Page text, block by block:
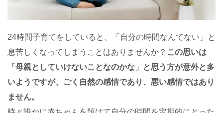
24時間子育てをしていると、「自分の時間なんてない」と
息苦しくなってしまうことはありませんか？ この思いは
「母親としていけないことなのかな」と思う方が意外と多
いようですが、ごく自然の感情であり、悪い感情ではあり
ません。